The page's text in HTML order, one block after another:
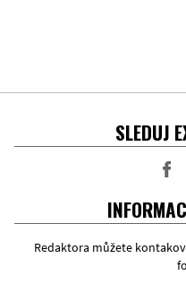
SLEDUJ
Redaktora můžete